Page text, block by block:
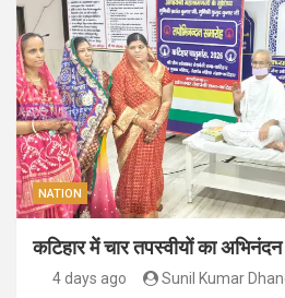
NATION
कटिहार में चार तपस्वीयों का अभिनंदन
4 days ago Sunil Kumar